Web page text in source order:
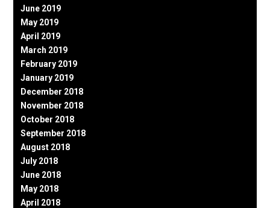
June 2019
May 2019
April 2019
March 2019
February 2019
January 2019
December 2018
November 2018
October 2018
September 2018
August 2018
July 2018
June 2018
May 2018
April 2018